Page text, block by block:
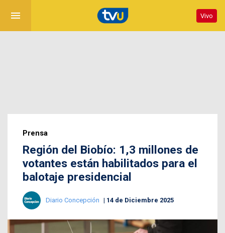
menu Vivo
Prensa
Región del Biobío: 1,3 millones de
votantes están habilitados para el
balotaje presidencial
Diario Concepción 14 de Diciembre 2025